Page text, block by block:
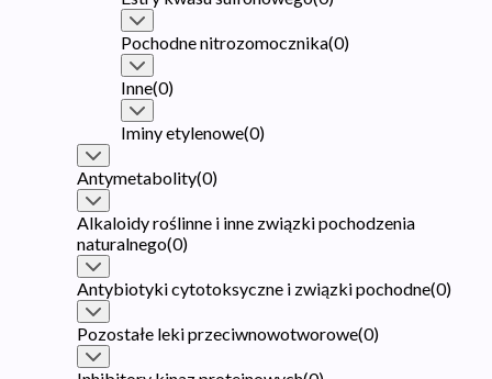
Pochodne nitrozomocznika(0)
Inne(0)
Iminy etylenowe(0)
Antymetabolity(0)
Alkaloidy roślinne i inne związki pochodzenia
naturalnego(0)
Antybiotyki cytotoksyczne i związki pochodne(0)
Pozostałe leki przeciwnowotworowe(0)